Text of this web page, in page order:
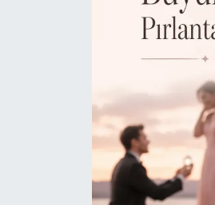
HABERDE İNSAN
KÜLTÜR SANAT
MAGAZİN